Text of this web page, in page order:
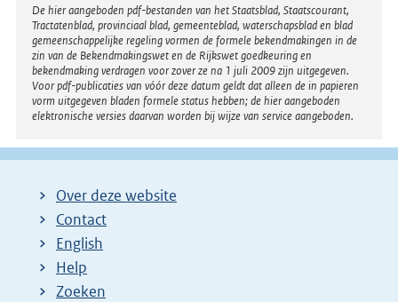
Disclaimer
De hier aangeboden pdf-bestanden van het Staatsblad, Staatscourant,
Tractatenblad, provinciaal blad, gemeenteblad, waterschapsblad en blad
gemeenschappelijke regeling vormen de formele bekendmakingen in de
zin van de Bekendmakingswet en de Rijkswet goedkeuring en
bekendmaking verdragen voor zover ze na 1 juli 2009 zijn uitgegeven.
Voor pdf-publicaties van vóór deze datum geldt dat alleen de in papieren
vorm uitgegeven bladen formele status hebben; de hier aangeboden
elektronische versies daarvan worden bij wijze van service aangeboden.
Over deze website
Contact
English
Help
Zoeken